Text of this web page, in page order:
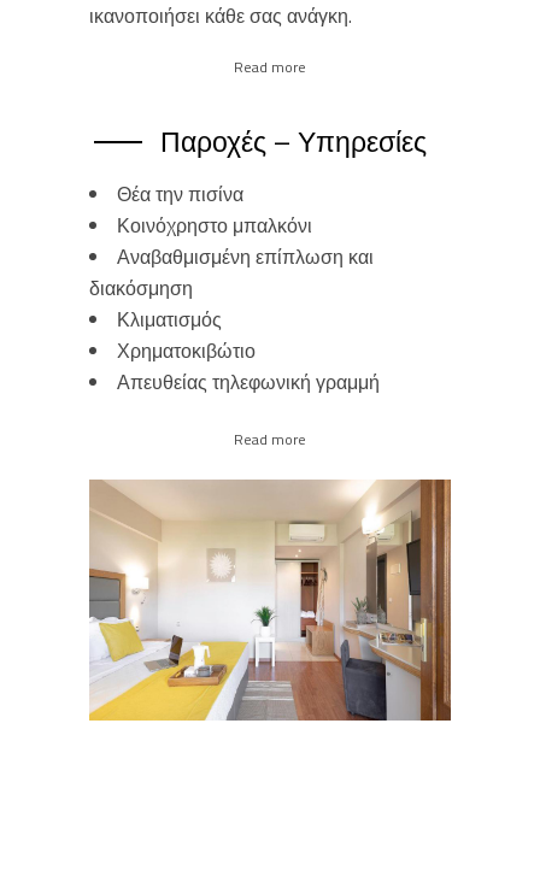
ικανοποιήσει κάθε σας ανάγκη.
Read more
Παροχές – Υπηρεσίες
Θέα την πισίνα
Κοινόχρηστο μπαλκόνι
Αναβαθμισμένη επίπλωση και
διακόσμηση
Κλιματισμός
Χρηματοκιβώτιο
Απευθείας τηλεφωνική γραμμή
Read more